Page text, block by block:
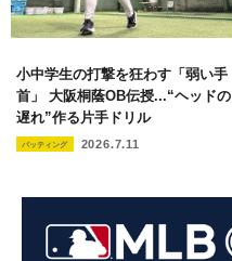
小中学生の打撃を狂わす「弱い手
首」 大阪桐蔭OB伝授...“ヘッドの
遅れ”作る片手ドリル
バッティング 2026.7.11